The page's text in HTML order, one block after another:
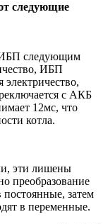
следующие
ИБП следующим
ИБП
с АКБ
12мс, что
котла.
эти лишены
преобразование
затем
в переменные.